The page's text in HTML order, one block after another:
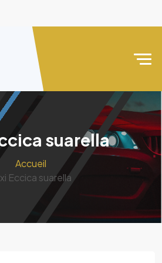
suarella
Accueil
Eccica suarella